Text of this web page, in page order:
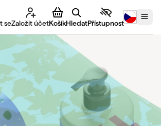
seZaložit účetKošíkHledatPřístupnost